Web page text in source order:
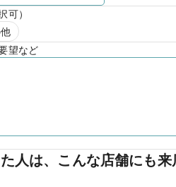
可）
望など
人は、こんな店舗にも